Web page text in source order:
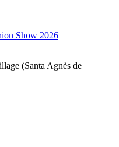
Show 2026
(Santa Agnès de